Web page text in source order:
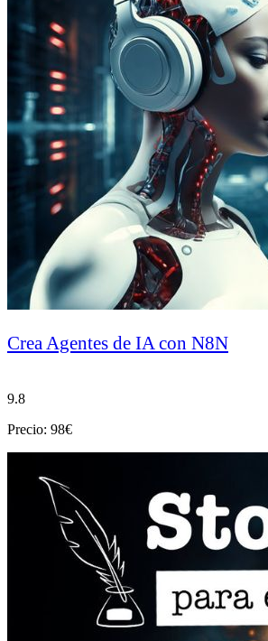
Crea Agentes de IA con N8N
9.8
Precio: 98€